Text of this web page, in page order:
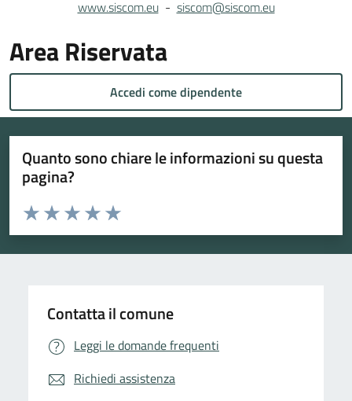
www.siscom.eu- siscom@siscom.eu
Area Riservata
Accedi come dipendente
Quanto sono chiare le informazioni su questa
pagina?
Valuta da 1 a 5 stelle la pagina
Valuta 5 stelle su 5
Valuta 4 stelle su 5
Valuta 3 stelle su 5
Valuta 2 stelle su 5
Valuta 1 stelle su 5
Contatta il comune
Leggi le domande frequenti
Richiedi assistenza